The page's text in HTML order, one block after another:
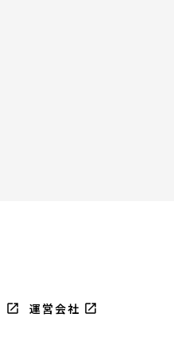
open_in_new 運営会社 open_in_new